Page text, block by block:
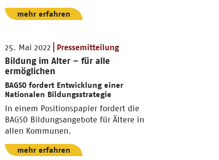
mehr erfahren
25. Mai 2022 Pressemitteilung
Bildung im Alter – für alle
ermöglichen
BAGSO fordert Entwicklung einer
Nationalen Bildungsstrategie
In einem Positionspapier fordert die
BAGSO Bildungsangebote für Ältere in
allen Kommunen.
mehr erfahren